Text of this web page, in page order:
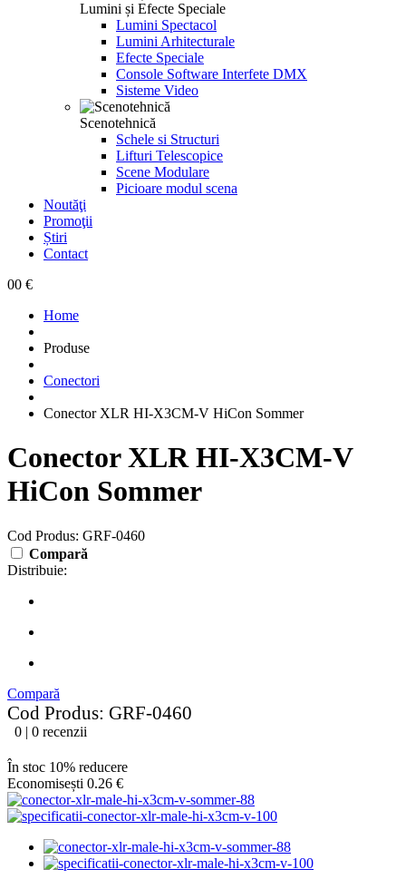
Lumini și Efecte Speciale
Lumini Spectacol
Lumini Arhitecturale
Efecte Speciale
Console Software Interfete DMX
Sisteme Video
Scenotehnică
Schele si Structuri
Lifturi Telescopice
Scene Modulare
Picioare modul scena
Noutăţi
Promoţii
Știri
Contact
00 €
Home
Produse
Conectori
Conector XLR HI-X3CM-V HiCon Sommer
Conector XLR HI-X3CM-V
HiCon Sommer
Cod Produs: GRF-0460
Compară
Distribuie:
Compară
Cod Produs: GRF-0460
0 | 0 recenzii
În stoc 10% reducere
Economisești 0.26 €